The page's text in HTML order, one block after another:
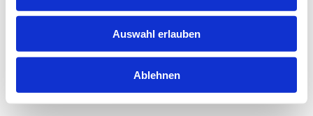
Auswahl erlauben
Ablehnen